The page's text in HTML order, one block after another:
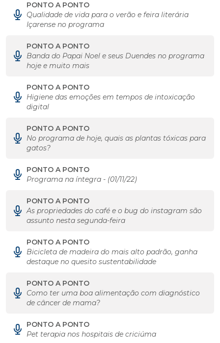
PONTO A PONTO
Qualidade de vida para o verão e feira literária
Içarense no programa
PONTO A PONTO
Banda do Papai Noel e seus Duendes no programa
hoje e muito mais
PONTO A PONTO
Higiene das emoções em tempos de intoxicação
digital
PONTO A PONTO
No programa de hoje, quais as plantas tóxicas para
gatos?
PONTO A PONTO
Programa na íntegra - (01/11/22)
PONTO A PONTO
As propriedades do café e o bug do instagram são
assunto nesta segunda-feira
PONTO A PONTO
Bicicleta de madeira do mais alto padrão, ganha
destaque no quesito sustentabilidade
PONTO A PONTO
Como ter uma boa alimentação com diagnóstico
de câncer de mama?
PONTO A PONTO
Pet terapia nos hospitais de criciúma